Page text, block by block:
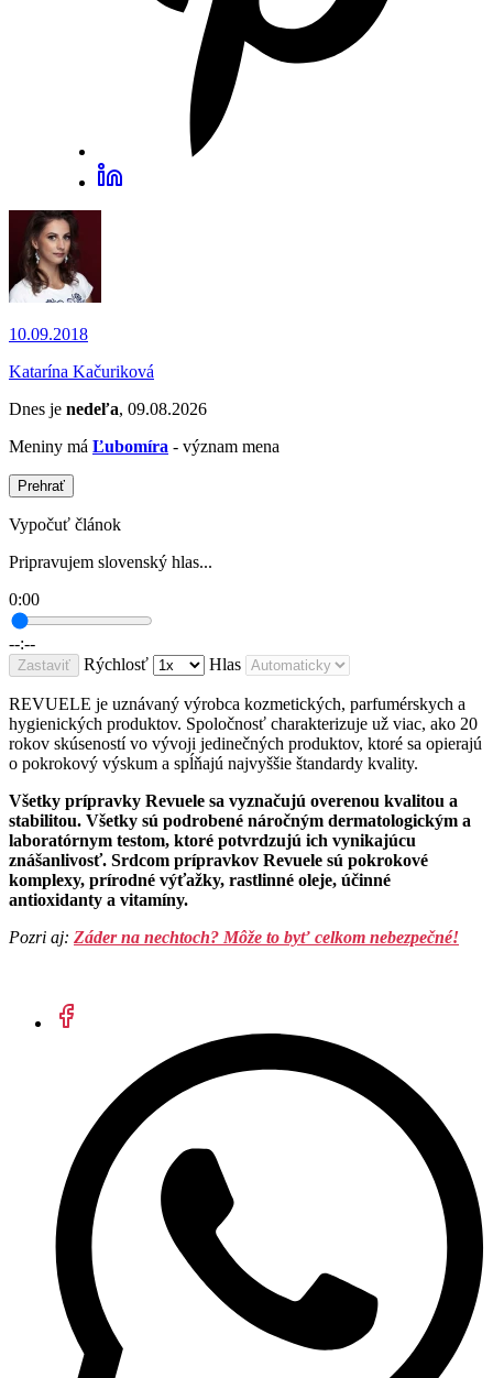
10.09.2018
Katarína Kačuriková
Dnes je nedeľa, 09.08.2026
Meniny má Ľubomíra - význam mena
Prehrať
Vypočuť článok
Pripravujem slovenský hlas...
0:00
--:--
Zastaviť Rýchlosť Hlas
REVUELE je uznávaný výrobca kozmetických, parfumérskych a
hygienických produktov. Spoločnosť charakterizuje už viac, ako 20
rokov skúseností vo vývoji jedinečných produktov, ktoré sa opierajú
o pokrokový výskum a spĺňajú najvyššie štandardy kvality.
Všetky prípravky Revuele sa vyznačujú overenou kvalitou a
stabilitou. Všetky sú podrobené náročným dermatologickým a
laboratórnym testom, ktoré potvrdzujú ich vynikajúcu
znášanlivosť. Srdcom prípravkov Revuele sú pokrokové
komplexy, prírodné výťažky, rastlinné oleje, účinné
antioxidanty a vitamíny.
Pozri aj: Záder na nechtoch? Môže to byť celkom nebezpečné!